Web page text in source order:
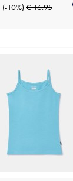
(-10%) € 16.95